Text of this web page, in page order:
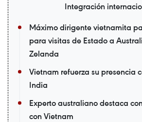
Integración
Máximo dirigente vietnamita
para visitas de Estado a
Zelanda
Vietnam refuerza su presencia
India
Experto australiano destaca
con Vietnam